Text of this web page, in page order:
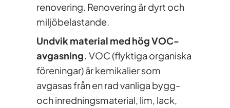
renovering. Renovering är dyrt och
miljöbelastande.
Undvik material med hög VOC-
avgasning. VOC (flyktiga organiska
föreningar) är kemikalier som
avgasas från en rad vanliga bygg-
och inredningsmaterial, lim, lack,